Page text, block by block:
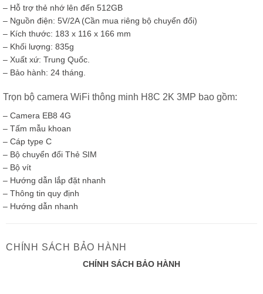
– Hỗ trợ thẻ nhớ lên đến 512GB
– Nguồn điện: 5V/2A (Cần mua riêng bộ chuyển đổi)
– Kích thước: 183 x 116 x 166 mm
– Khối lượng: 835g
– Xuất xứ: Trung Quốc.
– Bảo hành: 24 tháng.
Trọn bộ camera WiFi thông minh H8C 2K 3MP bao gồm:
– Camera EB8 4G
– Tấm mẫu khoan
– Cáp type C
– Bộ chuyển đổi Thẻ SIM
– Bộ vít
– Hướng dẫn lắp đặt nhanh
– Thông tin quy định
– Hướng dẫn nhanh
CHÍNH SÁCH BẢO HÀNH
CHÍNH SÁCH BẢO HÀNH